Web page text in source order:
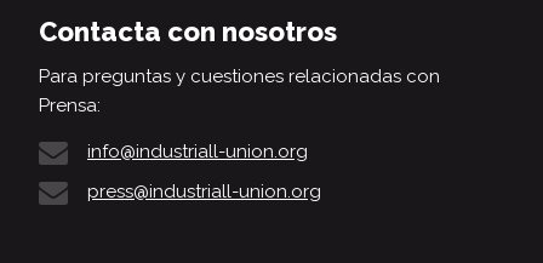
Contacta con nosotros
Para preguntas y cuestiones relacionadas con
Prensa:
info@industriall-union.org
press@industriall-union.org